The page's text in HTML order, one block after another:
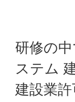
研修の
ステム
建設業